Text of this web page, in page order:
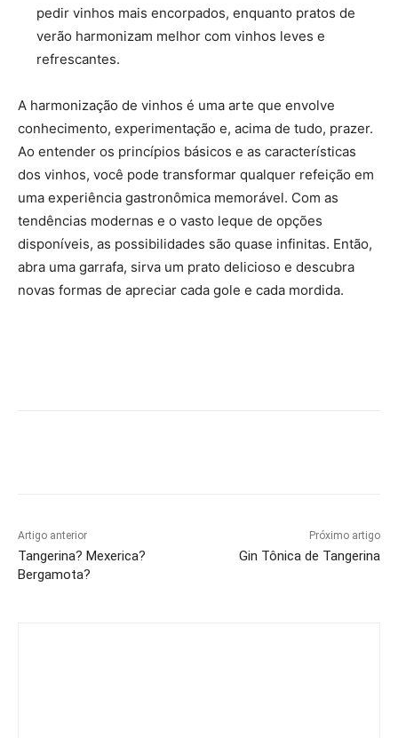
pedir vinhos mais encorpados, enquanto pratos de
verão harmonizam melhor com vinhos leves e
refrescantes.
A harmonização de vinhos é uma arte que envolve
conhecimento, experimentação e, acima de tudo, prazer.
Ao entender os princípios básicos e as características
dos vinhos, você pode transformar qualquer refeição em
uma experiência gastronômica memorável. Com as
tendências modernas e o vasto leque de opções
disponíveis, as possibilidades são quase infinitas. Então,
abra uma garrafa, sirva um prato delicioso e descubra
novas formas de apreciar cada gole e cada mordida.
Artigo anterior
Tangerina? Mexerica?
Bergamota?
Próximo artigo
Gin Tônica de Tangerina